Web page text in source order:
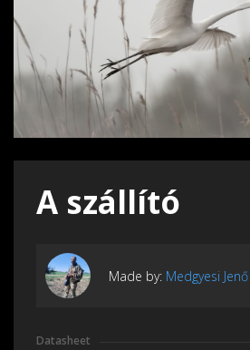
A szállító
Made by: Medgyesi Jenő
Datasheet